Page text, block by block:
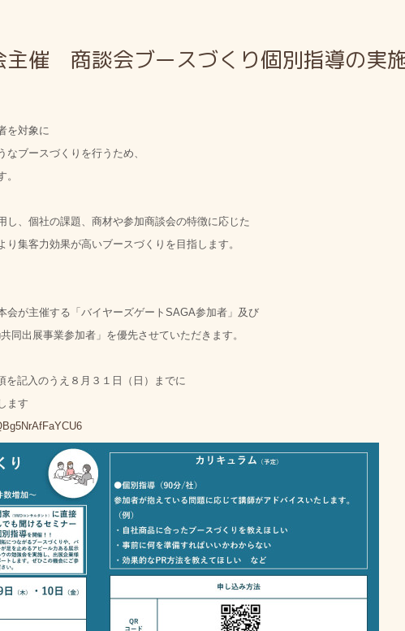
主催 商談会ブースづくり個別指導の実
を対象に
ブースづくりを行うため、
し、個社の課題、商材や参加商談会の特徴に応じた
集客力効果が高いブースづくりを目指します。
する「バイヤーズゲートSAGA参加者」及び
参加者」を優先させていただきます。
を記入のうえ８月３１日（日）までに
す